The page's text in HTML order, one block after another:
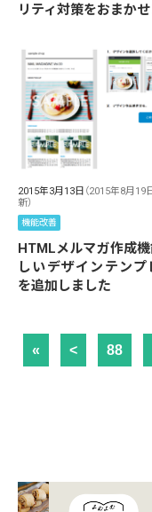
リティ対策をおまかせ
2015年3月13日 （2015年8月19
新）
機能改善
HTMLメルマガ作成
しいデザインテンプ
を追加しました
« < 88